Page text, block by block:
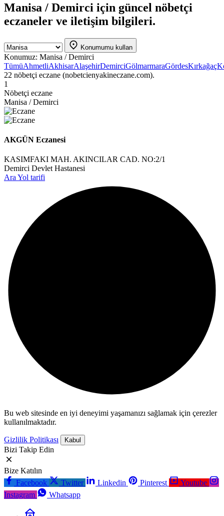
Manisa / Demirci için güncel nöbetçi
eczaneler ve iletişim bilgileri.
Konumumu kullan
Konumuz: Manisa / Demirci
TümüAhmetliAkhisarAlaşehirDemirciGölmarmaraGördesKırkağaç
22 nöbetçi eczane (nobetcienyakineczane.com).
1
Nöbetçi eczane
Manisa / Demirci
AKGÜN Eczanesi
KASIMFAKI MAH. AKINCILAR CAD. NO:2/1
Demirci Devlet Hastanesi
Ara Yol tarifi
Bu web sitesinde en iyi deneyimi yaşamanızı sağlamak için çerezler
kullanılmaktadır.
Gizlilik Politikası Kabul
Bizi Takip Edin
Bize Katılın
Facebook
Twitter Linkedin Pinterest
Youtube
Instagram
Whatsapp